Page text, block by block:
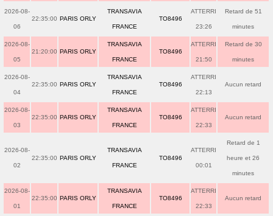
2026-08-
06
22:35:00 PARIS ORLY
TRANSAVIA
FRANCE
TO8496
ATTERRI
23:26
Retard de 51
minutes
2026-08-
05
21:20:00 PARIS ORLY
TRANSAVIA
FRANCE
TO8496
ATTERRI
21:50
Retard de 30
minutes
2026-08-
04
22:35:00 PARIS ORLY
TRANSAVIA
FRANCE
TO8496
ATTERRI
22:13
Aucun retard
2026-08-
03
22:35:00 PARIS ORLY
TRANSAVIA
FRANCE
TO8496
ATTERRI
22:33
Aucun retard
2026-08-
02
22:35:00 PARIS ORLY
TRANSAVIA
FRANCE
TO8496
ATTERRI
00:01
Retard de 1
heure et 26
minutes
2026-08-
01
22:35:00 PARIS ORLY
TRANSAVIA
FRANCE
TO8496
ATTERRI
22:33
Aucun retard